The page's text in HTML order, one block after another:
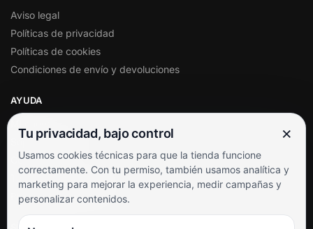
Aviso legal
Políticas de privacidad
Políticas de cookies
Condiciones de envío y devoluciones
AYUDA
Soporte al cliente
Contacto
Términos y condiciones
Preguntas frecuentes
SÍGUENOS
Tu privacidad, bajo control ×
Usamos cookies técnicas para que la tienda funcione
correctamente. Con tu permiso, también usamos analítica y
marketing para mejorar la experiencia, medir campañas y
personalizar contenidos.